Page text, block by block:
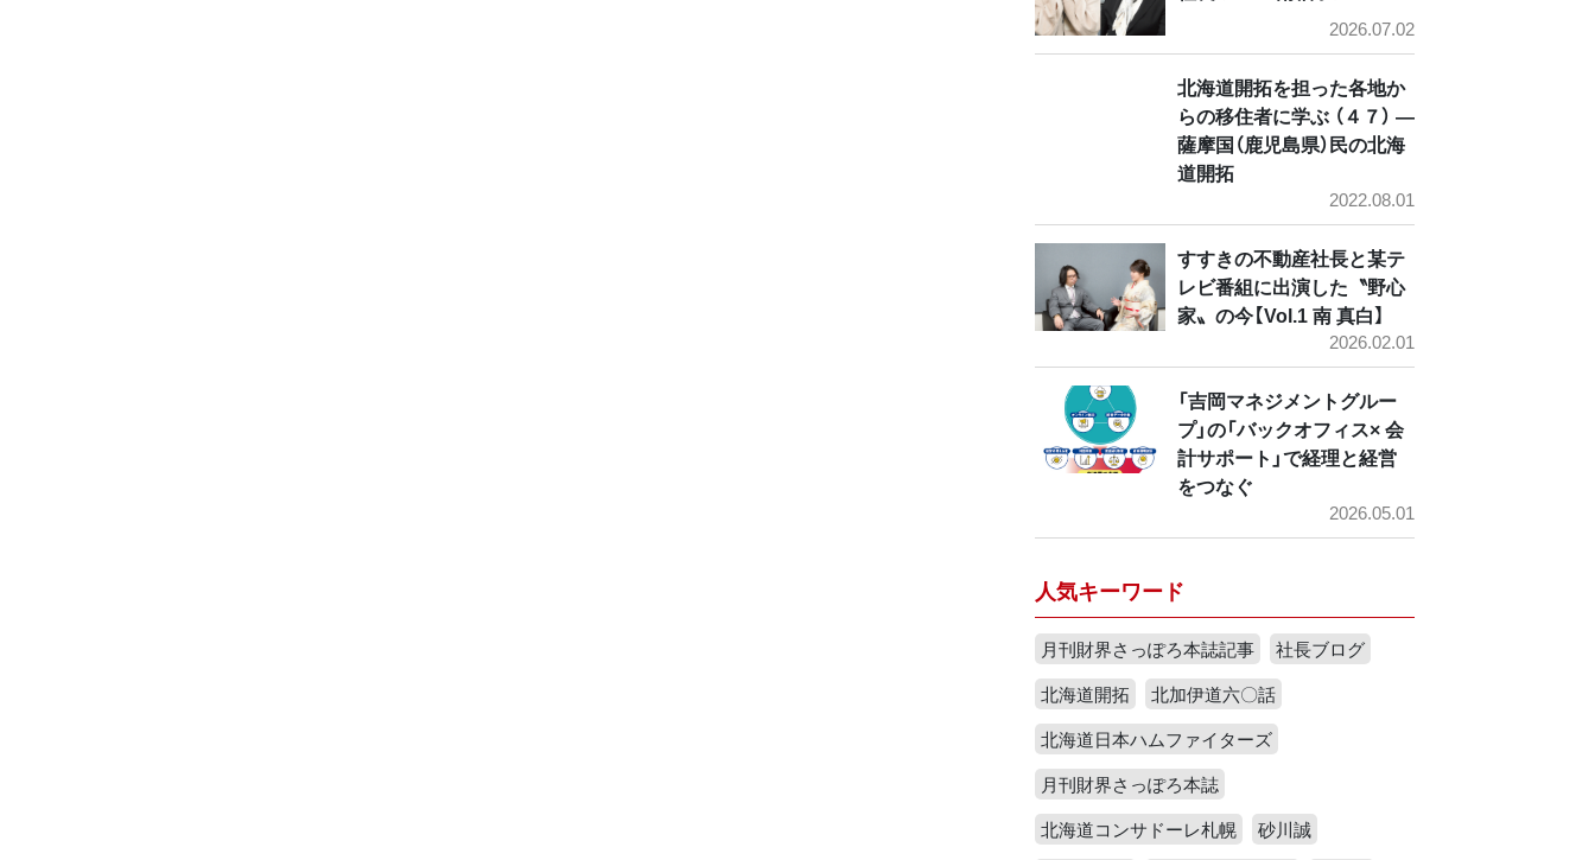
2026.07.02
北海道開拓を担った各地か
らの移住者に学ぶ （４７） ―
薩摩国（鹿児島県）民の北海
道開拓
2022.08.01
すすきの不動産社長と某テ
レビ番組に出演した〝野心
家〟の今【Vol.1 南 真白】
2026.02.01
「吉岡マネジメントグルー
プ」の「バックオフィス× 会
計サポート」で経理と経営
をつなぐ
2026.05.01
人気キーワード
月刊財界さっぽろ本誌記事
社長ブログ
北海道開拓
北加伊道六〇話
北海道日本ハムファイターズ
月刊財界さっぽろ本誌
北海道コンサドーレ札幌
砂川誠